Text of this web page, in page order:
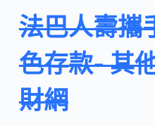
法巴人壽攜
色存款- 其
財網